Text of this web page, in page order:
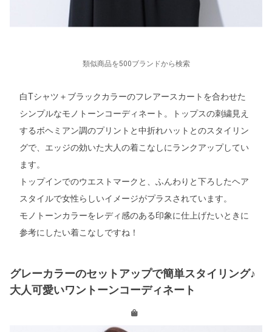
類似商品を500ブランドから検索
白Tシャツ＋ブラックカラーのフレアースカートを合わせた
シンプルなモノトーンコーディネート。トップスの刺繍見え
するボヘミアン調のプリントと中折れハットとのスタイリン
グで、エッジの効いた大人の着こなしにランクアップしてい
ます。
トップインでのウエストマークと、ふんわりと下ろしたヘア
スタイルで女性らしいイメージがプラスされています。
モノトーンカラーをレディ感のある印象に仕上げたいときに
参考にしたい着こなしですね！
グレーカラーのセットアップで簡単スタイリング♪
大人可愛いワントーンコーディネート